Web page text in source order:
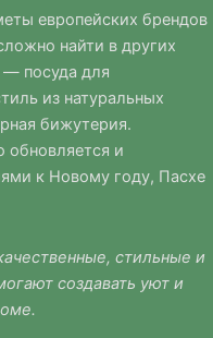
европейских брендов
найти в других
— посуда для
из натуральных
бижутерия.
обновляется и
к Новому году, Пасхе
стильные и
создавать уют и